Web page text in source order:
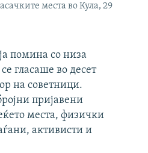
места во Кула, 29
помина со низа
гласаше во десет
на советници.
пријавени
места, физички
активисти и